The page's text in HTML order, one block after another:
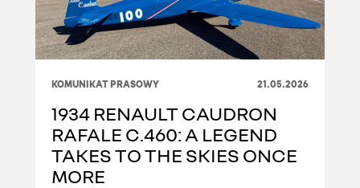
KOMUNIKAT PRASOWY 21.05.2026
1934 RENAULT CAUDRON
RAFALE C.460: A LEGEND
TAKES TO THE SKIES ONCE
MORE